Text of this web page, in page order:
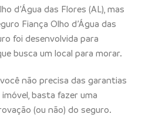
d’Água das Flores (AL), mas
Fiança Olho d’Água das
foi desenvolvida para
busca um local para morar.
não precisa das garantias
basta fazer uma
(ou não) do seguro.